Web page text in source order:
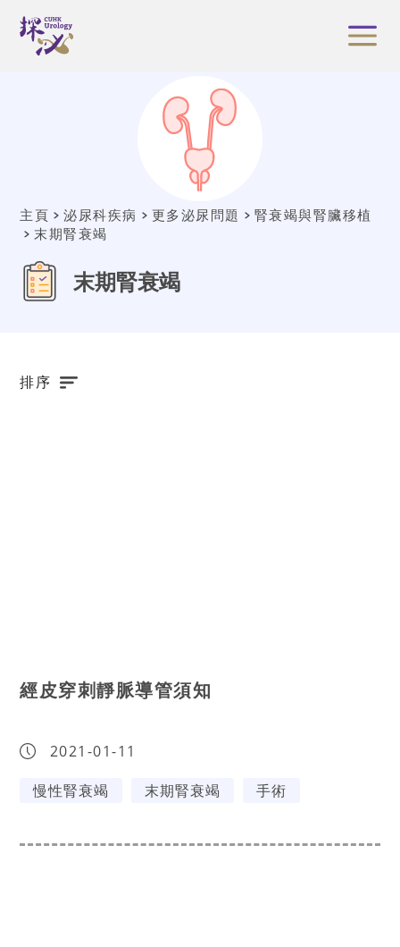
主頁 泌尿科疾病 更多泌尿問題
腎衰竭與腎臟移植
末期腎衰竭
末期腎衰竭
排序
經皮穿刺靜脈導管須知
2021-01-11
慢性腎衰竭
末期腎衰竭 手術